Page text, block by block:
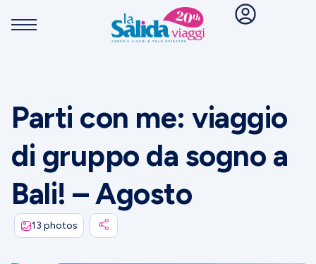
Parti con me: viaggio
di gruppo da sogno a
Bali! – Agosto
13 photos